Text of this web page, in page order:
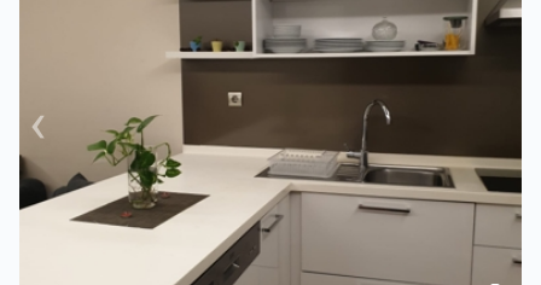
›